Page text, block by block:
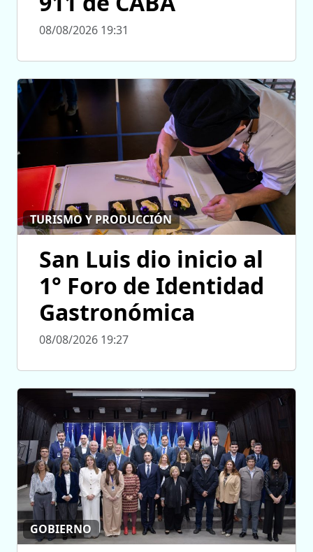
08/08/2026 19:31
TURISMO Y PRODUCCIÓN
San Luis dio inicio al
1° Foro de Identidad
Gastronómica
08/08/2026 19:27
GOBIERNO